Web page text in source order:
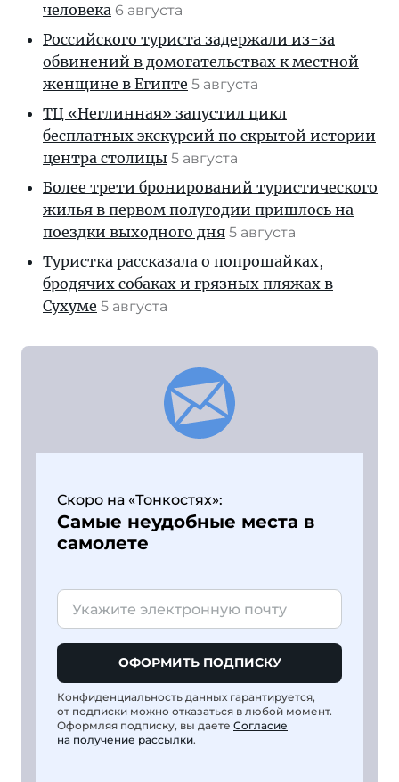
человека 6 августа
Российского туриста задержали из-за
обвинений в домогательствах к местной
женщине в Египте 5 августа
ТЦ «Неглинная» запустил цикл
бесплатных экскурсий по скрытой истории
центра столицы 5 августа
Более трети бронирований туристического
жилья в первом полугодии пришлось на
поездки выходного дня 5 августа
Туристка рассказала о попрошайках,
бродячих собаках и грязных пляжах в
Сухуме 5 августа
Скоро на «Тонкостях»:
Самые неудобные места в
самолете
ОФОРМИТЬ ПОДПИСКУ
Конфиденциальность данных гарантируется,
от подписки можно отказаться в любой момент.
Оформляя подписку, вы даете Согласие
на получение рассылки.